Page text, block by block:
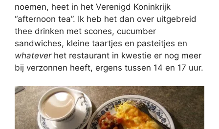
noemen, heet in het Verenigd Koninkrijk
“afternoon tea”. Ik heb het dan over uitgebreid
thee drinken met scones, cucumber
sandwiches, kleine taartjes en pasteitjes en
whateverhet restaurant in kwestie er nog meer
bij verzonnen heeft, ergens tussen 14 en 17 uur.